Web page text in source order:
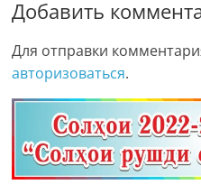
Добавить
Для отправки
авторизоваться.